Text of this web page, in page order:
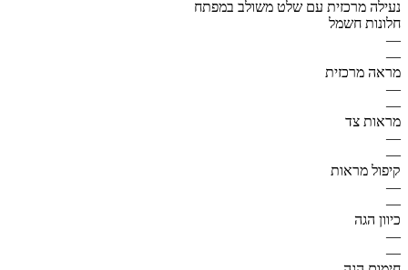
נעילה מרכזית עם שלט משולב במפתח
חלונות חשמל
—
—
מראה מרכזית
—
—
מראות צד
—
—
קיפול מראות
—
—
כיוון הגה
—
—